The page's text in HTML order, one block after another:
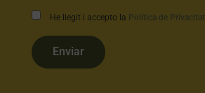
He llegit i accepto la Política de Privacitat
Enviar